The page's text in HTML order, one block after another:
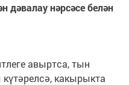
дәвалау нәрсәсе белән
авыртса, тын
какырыкта